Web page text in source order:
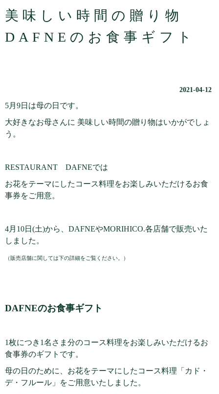
美味しい時間の贈り物
DAFNEのお食事ギフト
2021-04-12
5月9日は母の日です。
大好きなお母さんに 美味しい時間の贈り物はいかがでしょ
う。
RESTAURANT DAFNEでは
お花をテーマにしたコース料理をお楽しみいただけるお食
事券をご用意。
4月10日(土)から、DAFNEやMORIHICO.各店舗で販売いた
しました。
（販売店舗に関しては下の詳細をご覧ください。）
DAFNEのお食事ギフト
1枚につき1名さま分のコース料理をお楽しみいただけるお
食事券のギフトです。
母の日のために、お花をテーマにしたコース料理「カド・
デ・フルール」をご用意いたしました。